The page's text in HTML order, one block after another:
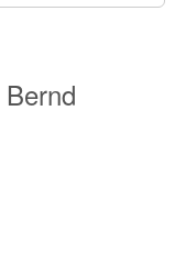
Bernd